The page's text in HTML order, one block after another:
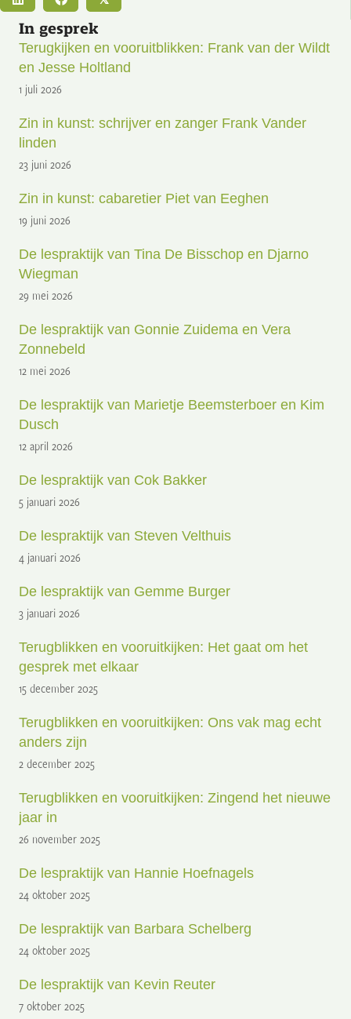
In gesprek
Terugkijken en vooruitblikken: Frank van der Wildt
en Jesse Holtland
1 juli 2026
Zin in kunst: schrijver en zanger Frank Vander
linden
23 juni 2026
Zin in kunst: cabaretier Piet van Eeghen
19 juni 2026
De lespraktijk van Tina De Bisschop en Djarno
Wiegman
29 mei 2026
De lespraktijk van Gonnie Zuidema en Vera
Zonnebeld
12 mei 2026
De lespraktijk van Marietje Beemsterboer en Kim
Dusch
12 april 2026
De lespraktijk van Cok Bakker
5 januari 2026
De lespraktijk van Steven Velthuis
4 januari 2026
De lespraktijk van Gemme Burger
3 januari 2026
Terugblikken en vooruitkijken: Het gaat om het
gesprek met elkaar
15 december 2025
Terugblikken en vooruitkijken: Ons vak mag echt
anders zijn
2 december 2025
Terugblikken en vooruitkijken: Zingend het nieuwe
jaar in
26 november 2025
De lespraktijk van Hannie Hoefnagels
24 oktober 2025
De lespraktijk van Barbara Schelberg
24 oktober 2025
De lespraktijk van Kevin Reuter
7 oktober 2025